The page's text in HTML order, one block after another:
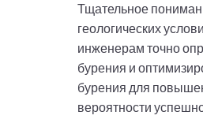
Тщательное
геологических
инженерам точно
бурения и
бурения для
вероятности